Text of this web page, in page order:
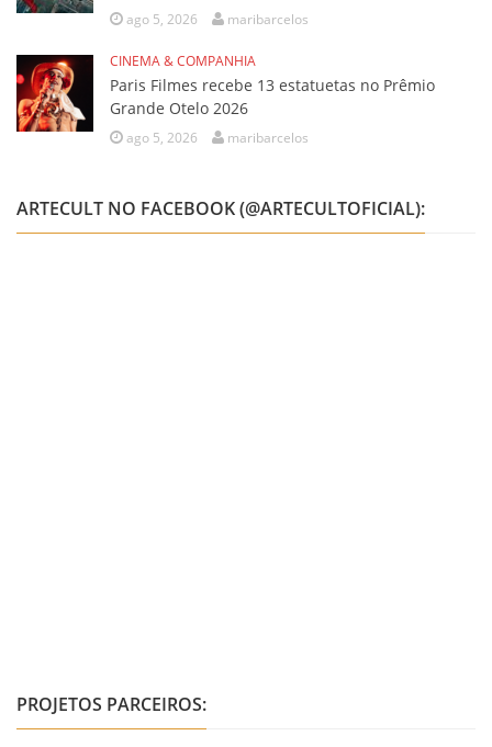
ago 5, 2026 maribarcelos
CINEMA & COMPANHIA
Paris Filmes recebe 13 estatuetas no Prêmio
Grande Otelo 2026
ago 5, 2026 maribarcelos
ARTECULT NO FACEBOOK (@ARTECULTOFICIAL):
PROJETOS PARCEIROS: